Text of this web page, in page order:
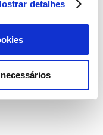
detalhes